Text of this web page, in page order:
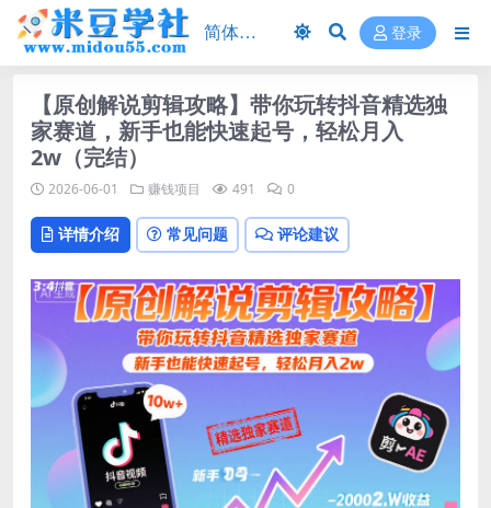
登录
【原创解说剪辑攻略】带你玩转抖音精选独
家赛道，新手也能快速起号，轻松月入
2w（完结）
2026-06-01 赚钱项目 491 0
详情介绍 常见问题 评论建议